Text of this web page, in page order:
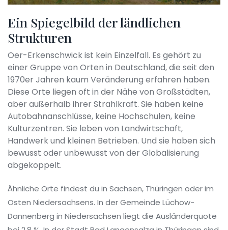
Ein Spiegelbild der ländlichen
Strukturen
Oer-Erkenschwick ist kein Einzelfall. Es gehört zu
einer Gruppe von Orten in Deutschland, die seit den
1970er Jahren kaum Veränderung erfahren haben.
Diese Orte liegen oft in der Nähe von Großstädten,
aber außerhalb ihrer Strahlkraft. Sie haben keine
Autobahnanschlüsse, keine Hochschulen, keine
Kulturzentren. Sie leben von Landwirtschaft,
Handwerk und kleinen Betrieben. Und sie haben sich
bewusst oder unbewusst von der Globalisierung
abgekoppelt.
Ähnliche Orte findest du in Sachsen, Thüringen oder im
Osten Niedersachsens. In der Gemeinde Lüchow-
Dannenberg in Niedersachsen liegt die Ausländerquote